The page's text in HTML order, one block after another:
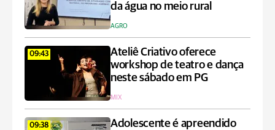
da água no meio rural
AGRO
09:43
Ateliê Criativo oferece
workshop de teatro e dança
neste sábado em PG
MIX
09:38
Adolescente é apreendido